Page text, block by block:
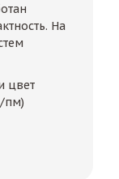
На
цвет
пм)